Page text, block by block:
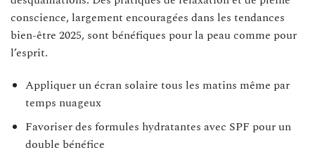
conscience, largement encouragées dans les tendances
bien-être 2025, sont bénéfiques pour la peau comme pour
l’esprit.
Appliquer un écran solaire tous les matins même par
temps nuageux
Favoriser des formules hydratantes avec SPF pour un
double bénéfice